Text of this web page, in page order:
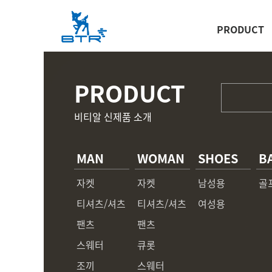
PRODUCT
PRODUCT
비티알 신제품 소개
MAN
자켓
티셔츠/셔츠
팬츠
스웨터
조끼
WOMAN
자켓
티셔츠/셔츠
팬츠
큐롯
스웨터
SHOES
남성용
여성용
골